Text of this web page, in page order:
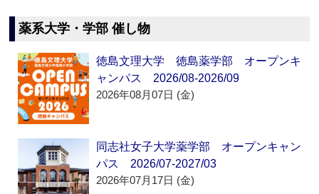
薬系大学・学部 催し物
徳島文理大学 徳島薬学部 オープンキ
ャンパス 2026/08-2026/09
2026年08月07日 (金)
同志社女子大学薬学部 オープンキャン
パス 2026/07-2027/03
2026年07月17日 (金)